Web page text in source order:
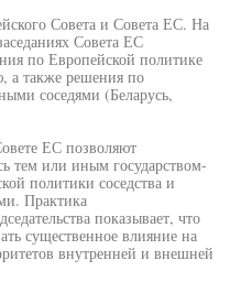
Совета и Совета ЕС. На
Совета ЕС
по Европейской политике
а также решения по
соседями (Беларусь,
ЕС позволяют
тем или иным государством-
политики соседства и
Практика
показывает, что
существенное влияние на
внутренней и внешней